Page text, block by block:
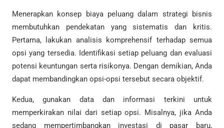
Menerapkan konsep biaya peluang dalam strategi bisnis
membutuhkan pendekatan yang sistematis dan kritis.
Pertama, lakukan analisis komprehensif terhadap semua
opsi yang tersedia. Identifikasi setiap peluang dan evaluasi
potensi keuntungan serta risikonya. Dengan demikian, Anda
dapat membandingkan opsi-opsi tersebut secara objektif.
Kedua, gunakan data dan informasi terkini untuk
memperkirakan nilai dari setiap opsi. Misalnya, jika Anda
sedang mempertimbangkan investasi di pasar baru,